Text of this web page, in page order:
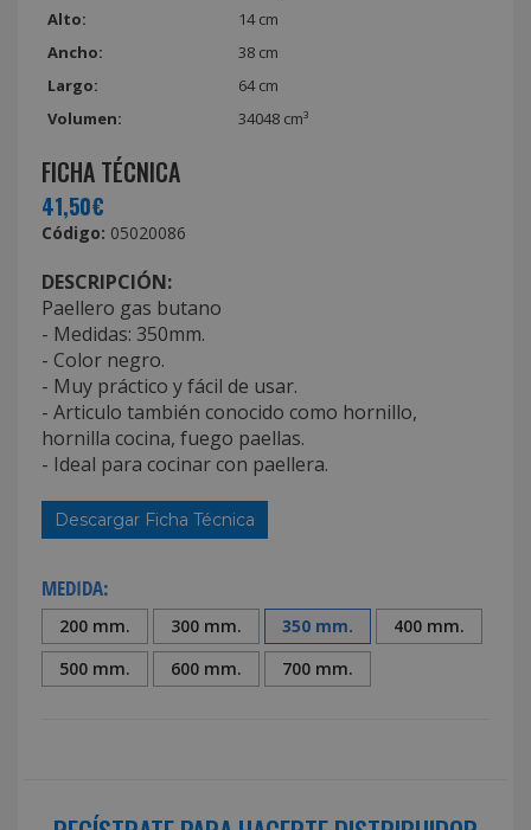
Alto:
14 cm
Ancho:
38 cm
Largo:
64 cm
Volumen:
34048 cm³
FICHA TÉCNICA
41,50€
Código: 05020086
DESCRIPCIÓN:
Paellero gas butano
- Medidas: 350mm.
- Color negro.
- Muy práctico y fácil de usar.
- Articulo también conocido como hornillo,
hornilla cocina, fuego paellas.
- Ideal para cocinar con paellera.
Descargar Ficha Técnica
MEDIDA:
200 mm. 300 mm. 350 mm.
400 mm.
500 mm.
600 mm. 700 mm.